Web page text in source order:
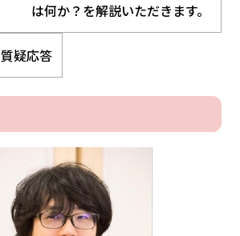
は何か？を解説いただきます。
質疑応答